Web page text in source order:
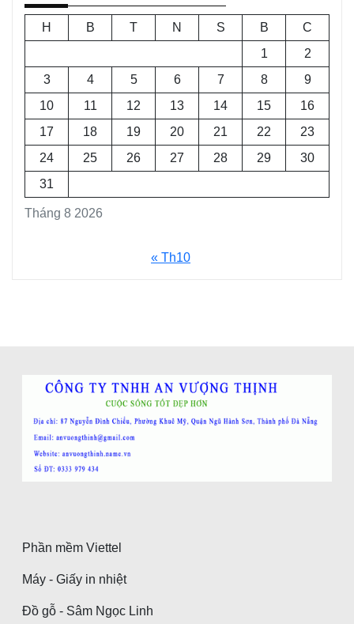
Tháng 8 2026
H B T N S B
C
1
2
3
4 5 6 7 8
9
10
11 12 13 14 15
16
17
18 19 20 21 22
23
24
25 26 27 28 29
30
31
« Th10
Phần mềm Viettel
Máy - Giấy in nhiệt
Đồ gỗ - Sâm Ngọc Linh